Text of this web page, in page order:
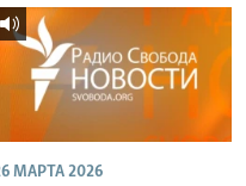
МАРТА 2026